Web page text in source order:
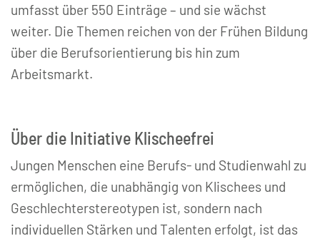
umfasst über 550 Einträge – und sie wächst
weiter. Die Themen reichen von der Frühen Bildung
über die Berufsorientierung bis hin zum
Arbeitsmarkt.
Über die Initiative Klischeefrei
Jungen Menschen eine Berufs- und Studienwahl zu
ermöglichen, die unabhängig von Klischees und
Geschlechterstereotypen ist, sondern nach
individuellen Stärken und Talenten erfolgt, ist das